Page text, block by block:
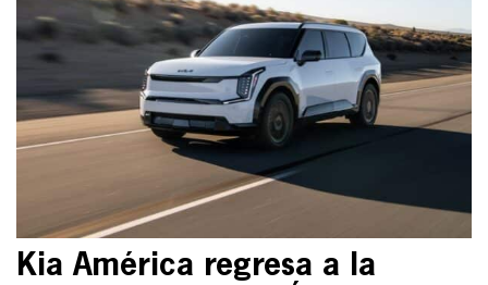
Kia América regresa a la